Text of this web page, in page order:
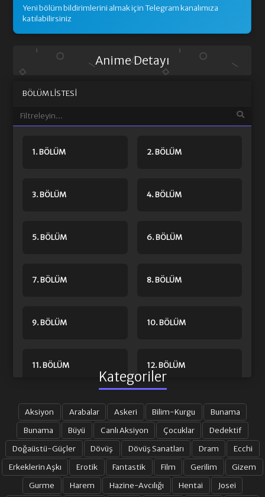
Yeni bölüm bildirimlerini almak için Telegram kanalımıza
katılabilirsiniz
Anime Detayı
BÖLÜM LISTESI
1. BÖLÜM 2. BÖLÜM
3. BÖLÜM 4. BÖLÜM
5. BÖLÜM 6. BÖLÜM
7. BÖLÜM 8. BÖLÜM
9. BÖLÜM 10. BÖLÜM
11. BÖLÜM 12. BÖLÜM
13. BÖLÜM 14. BÖLÜM FINAL
Kategoriler
Aksiyon Arabalar Askeri Bilim-Kurgu
Bunama
Bunama
Büyü Canlı Aksiyon Çocuklar
Dedektif
Doğaüstü-Güçler
Dövüş Dövüş Sanatları Dram
Ecchi
Erkeklerin Aşkı
Erotik Fantastik Film Gerilim
Gizem
Gurme
Harem Hazine-Avcılığı Hentai Josei